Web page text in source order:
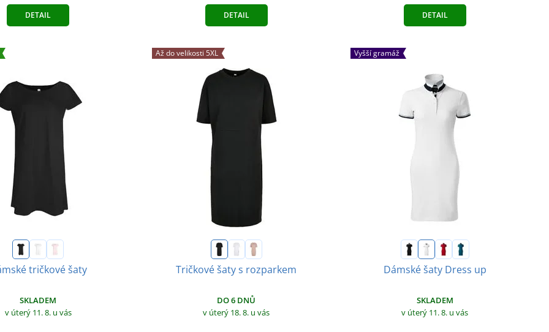
DETAIL DETAIL DETAIL
tričkové šaty
SKLADEM
v úterý 11. 8. u vás
Až do velikosti 5XL
Tričkové šaty s rozparkem
DO 6 DNŮ
v úterý 18. 8. u vás
Vyšší gramáž
Dámské šaty Dress up
SKLADEM
v úterý 11. 8. u vás